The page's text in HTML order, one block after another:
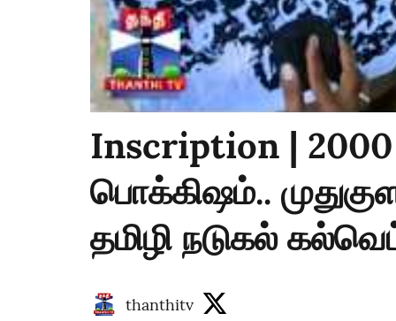
Inscription |
பொக்கிஷம்..
தமிழி நடுகல்
thanthitv